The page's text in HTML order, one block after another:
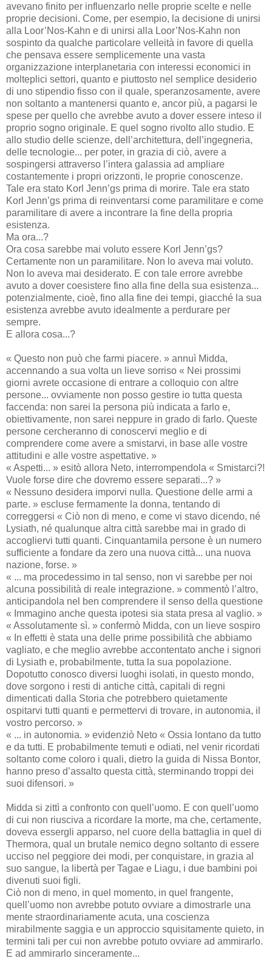
avevano finito per influenzarlo nelle proprie scelte e nelle
proprie decisioni. Come, per esempio, la decisione di unirsi
alla Loor’Nos-Kahn e di unirsi alla Loor’Nos-Kahn non
sospinto da qualche particolare velleità in favore di quella
che pensava essere semplicemente una vasta
organizzazione interplanetaria con interessi economici in
molteplici settori, quanto e piuttosto nel semplice desiderio
di uno stipendio fisso con il quale, speranzosamente, avere
non soltanto a mantenersi quanto e, ancor più, a pagarsi le
spese per quello che avrebbe avuto a dover essere inteso il
proprio sogno originale. E quel sogno rivolto allo studio. E
allo studio delle scienze, dell’architettura, dell’ingegneria,
delle tecnologie... per poter, in grazia di ciò, avere a
sospingersi attraverso l’intera galassia ad ampliare
costantemente i propri orizzonti, le proprie conoscenze.
Tale era stato Korl Jenn’gs prima di morire. Tale era stato
Korl Jenn’gs prima di reinventarsi come paramilitare e come
paramilitare di avere a incontrare la fine della propria
esistenza.
Ma ora...?
Ora cosa sarebbe mai voluto essere Korl Jenn’gs?
Certamente non un paramilitare. Non lo aveva mai voluto.
Non lo aveva mai desiderato. E con tale errore avrebbe
avuto a dover coesistere fino alla fine della sua esistenza...
potenzialmente, cioè, fino alla fine dei tempi, giacché la sua
esistenza avrebbe avuto idealmente a perdurare per
sempre.
E allora cosa...?
« Questo non può che farmi piacere. » annuì Midda,
accennando a sua volta un lieve sorriso « Nei prossimi
giorni avrete occasione di entrare a colloquio con altre
persone... ovviamente non posso gestire io tutta questa
faccenda: non sarei la persona più indicata a farlo e,
obiettivamente, non sarei neppure in grado di farlo. Queste
persone cercheranno di conoscervi meglio e di
comprendere come avere a smistarvi, in base alle vostre
attitudini e alle vostre aspettative. »
« Aspetti... » esitò allora Neto, interrompendola « Smistarci?!
Vuole forse dire che dovremo essere separati...? »
« Nessuno desidera imporvi nulla. Questione delle armi a
parte. » escluse fermamente la donna, tentando di
correggersi « Ciò non di meno, e come vi stavo dicendo, né
Lysiath, né qualunque altra città sarebbe mai in grado di
accogliervi tutti quanti. Cinquantamila persone è un numero
sufficiente a fondare da zero una nuova città... una nuova
nazione, forse. »
« ... ma procedessimo in tal senso, non vi sarebbe per noi
alcuna possibilità di reale integrazione. » commentò l’altro,
anticipandola nel ben comprendere il senso della questione
« Immagino anche questa ipotesi sia stata presa al vaglio. »
« Assolutamente sì. » confermò Midda, con un lieve sospiro
« In effetti è stata una delle prime possibilità che abbiamo
vagliato, e che meglio avrebbe accontentato anche i signori
di Lysiath e, probabilmente, tutta la sua popolazione.
Dopotutto conosco diversi luoghi isolati, in questo mondo,
dove sorgono i resti di antiche città, capitali di regni
dimenticati dalla Storia che potrebbero quietamente
ospitarvi tutti quanti e permettervi di trovare, in autonomia, il
vostro percorso. »
« ... in autonomia. » evidenziò Neto « Ossia lontano da tutto
e da tutti. E probabilmente temuti e odiati, nel venir ricordati
soltanto come coloro i quali, dietro la guida di Nissa Bontor,
hanno preso d’assalto questa città, sterminando troppi dei
suoi difensori. »
Midda si zittì a confronto con quell’uomo. E con quell’uomo
di cui non riusciva a ricordare la morte, ma che, certamente,
doveva essergli apparso, nel cuore della battaglia in quel di
Thermora, qual un brutale nemico degno soltanto di essere
ucciso nel peggiore dei modi, per conquistare, in grazia al
suo sangue, la libertà per Tagae e Liagu, i due bambini poi
divenuti suoi figli.
Ciò non di meno, in quel momento, in quel frangente,
quell’uomo non avrebbe potuto ovviare a dimostrarle una
mente straordinariamente acuta, una coscienza
mirabilmente saggia e un approccio squisitamente quieto, in
termini tali per cui non avrebbe potuto ovviare ad ammirarlo.
E ad ammirarlo sinceramente...